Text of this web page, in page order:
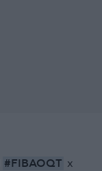
#FIBAOQT x